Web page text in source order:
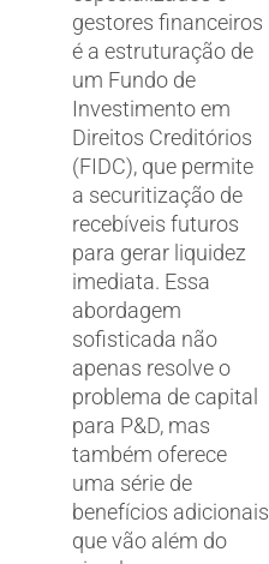
gestores financeiros
é a estruturação de
um Fundo de
Investimento em
Direitos Creditórios
(FIDC), que permite
a securitização de
recebíveis futuros
para gerar liquidez
imediata. Essa
abordagem
sofisticada não
apenas resolve o
problema de capital
para P&D, mas
também oferece
uma série de
benefícios adicionais
que vão além do